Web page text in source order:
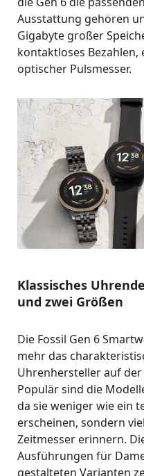
Ausstattung gehören
Gigabyte großer
kontaktloses Bezahlen,
optischer Pulsmesser.
Klassisches
und zwei Größen
Die Fossil Gen 6
mehr das
Uhrenhersteller auf
Populär sind die
da sie weniger wie ein
erscheinen, sondern
Zeitmesser erinnern.
Ausführungen für
gestalteten Varianten